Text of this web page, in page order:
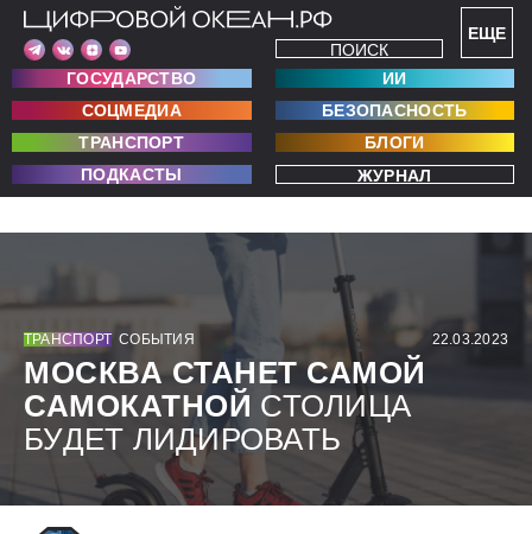
ЕЩЕ
ПОИСК
ГОСУДАРСТВО
ИИ
СОЦМЕДИА
БЕЗОПАСНОСТЬ
ТРАНСПОРТ
БЛОГИ
ПОДКАСТЫ
ЖУРНАЛ
ТРАНСПОРТ СОБЫТИЯ 22.03.2023
МОСКВА СТАНЕТ САМОЙ
САМОКАТНОЙ СТОЛИЦА
БУДЕТ ЛИДИРОВАТЬ